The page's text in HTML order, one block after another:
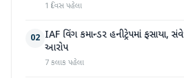
1 દિવસ પહેલા
02 IAF વિંગ કમાન્ડર હનીટ્રેપમાં ફસાયા,
આરોપ
7 કલાક પહેલા